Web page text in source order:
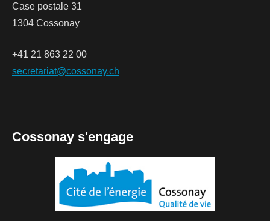
Case postale 31
1304 Cossonay
+41 21 863 22 00
secretariat@cossonay.ch
Cossonay s'engage